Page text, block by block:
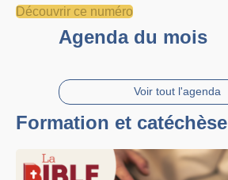
Découvrir ce numéro
Agenda du mois
Voir tout l'agenda
Formation et catéchèse